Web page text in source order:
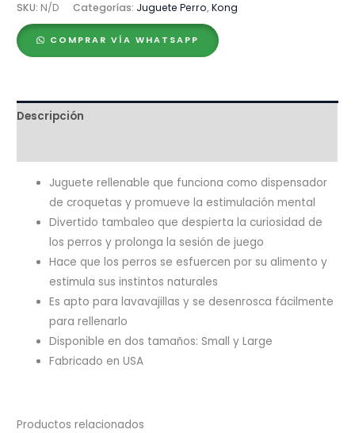
cantidad
SKU: N/D Categorías: Juguete Perro,Kong
COMPRAR VÍA WHATSAPP
Descripción
Juguete rellenable que funciona como dispensador
de croquetas y promueve la estimulación mental
Divertido tambaleo que despierta la curiosidad de
los perros y prolonga la sesión de juego
Hace que los perros se esfuercen por su alimento y
estimula sus instintos naturales
Es apto para lavavajillas y se desenrosca fácilmente
para rellenarlo
Disponible en dos tamaños: Small y Large
Fabricado en USA
Productos relacionados